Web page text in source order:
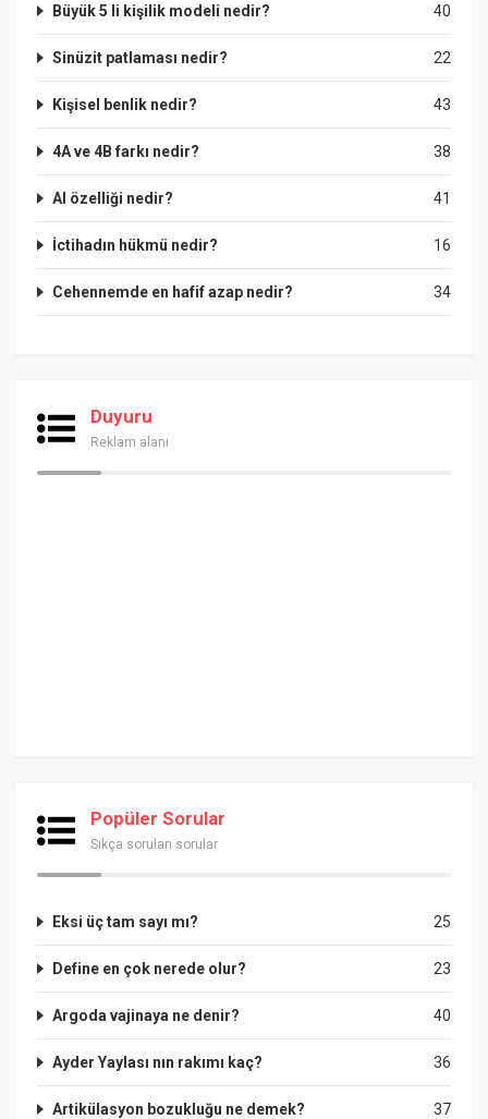
40
Büyük 5 li kişilik modeli nedir?
22
Sinüzit patlaması nedir?
43
Kişisel benlik nedir?
38
4A ve 4B farkı nedir?
41
Al özelliği nedir?
16
İctihadın hükmü nedir?
34
Cehennemde en hafif azap nedir?
Duyuru
Reklam alanı
Popüler Sorular
Sıkça sorulan sorular
25
Eksi üç tam sayı mı?
23
Define en çok nerede olur?
40
Argoda vajinaya ne denir?
36
Ayder Yaylası nın rakımı kaç?
37
Artikülasyon bozukluğu ne demek?